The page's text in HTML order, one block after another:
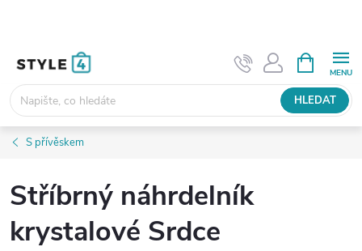
HLEDAT
NÁKUPNÍ
KOŠÍK
S přívěskem
Stříbrný náhrdelník
krystalové Srdce